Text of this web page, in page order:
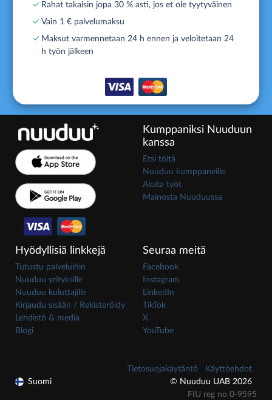
✓ Rahat takaisin jopa 30 % asti, jos et ole tyytyväinen
✓ Vain 1 € palvelumaksu
✓ Maksut varmennetaan 24 h ennen ja veloitetaan 24
h työn jälkeen
Kumppaniksi Nuuduun
kanssa
Etsi töitä
Nuuduu kumppaneille
Aloita työt
Mainosta Nuuduussa
Hyödyllisiä linkkejä
Tutustu palveluihin
Nuuduu yrityksille
Nuuduu kuluttajille
Kirjaudu sisään / Rekisteröidy
Lehdistö & media
Blogi
Seuraa meitä
Facebook
Instagram
LinkedIn
TikTok
X
YouTube
Suomi
Tietosuojakäytäntö
Käyttöehdot
© Nuuduu UAB 2026
FIU reg no 0-9595